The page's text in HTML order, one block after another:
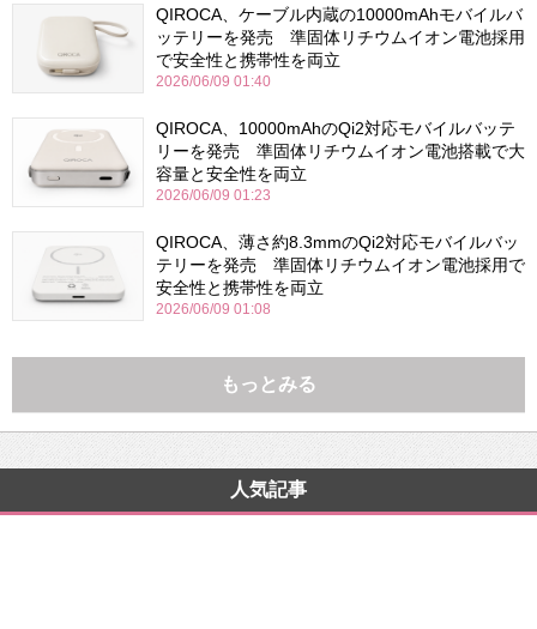
QIROCA、ケーブル内蔵の10000mAhモバイルバ
ッテリーを発売 準固体リチウムイオン電池採用
で安全性と携帯性を両立
2026/06/09 01:40
QIROCA、10000mAhのQi2対応モバイルバッテ
リーを発売 準固体リチウムイオン電池搭載で大
容量と安全性を両立
2026/06/09 01:23
QIROCA、薄さ約8.3mmのQi2対応モバイルバッ
テリーを発売 準固体リチウムイオン電池採用で
安全性と携帯性を両立
2026/06/09 01:08
もっとみる
人気記事